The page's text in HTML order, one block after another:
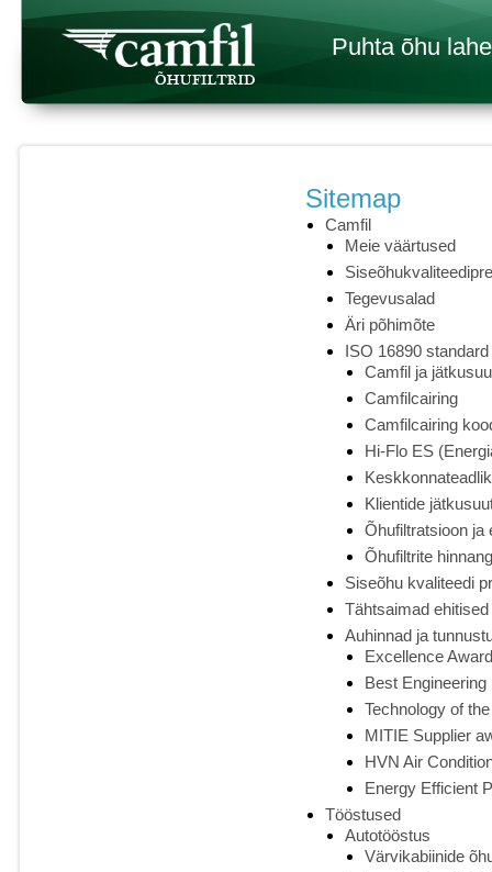
Puhta õhu
Sitemap
Camfil
Meie väärtused
Tegevusalad
Äri põhimõte
ISO 16890 standard
Camfil ja
Camfilcairing
Camfilcairing
Hi-Flo ES
Klientide
Õhufiltratsioon ja
Õhufiltrite
Siseõhu kvaliteedi
Tähtsaimad ehitised
Auhinnad ja
Excellence
Best Engineering
Technology of
MITIE Supplier
HVN Air
Energy Efficient
Tööstused
Autotööstus
Värvikabiinide